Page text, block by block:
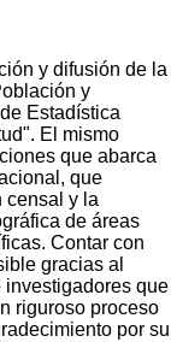
y difusión de la
y
Estadística
El mismo
que abarca
que
censal y la
de áreas
Contar con
gracias al
que
riguroso proceso
por su